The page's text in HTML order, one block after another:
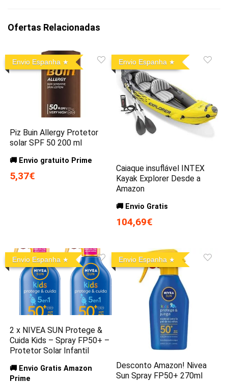
Ofertas Relacionadas
Envio Espanha
Piz Buin Allergy Protetor
solar SPF 50 200 ml
🚚 Envio gratuito Prime
5,37€
Envio Espanha
Caiaque insuflável INTEX
Kayak Explorer Desde a
Amazon
🚚 Envio Gratis
104,69€
Envio Espanha
2 x NIVEA SUN Protege &
Cuida Kids – Spray FP50+ –
Protetor Solar Infantil
🚚 Envio Gratis Amazon
Prime
Envio Espanha
Desconto Amazon! Nivea
Sun Spray FP50+ 270ml